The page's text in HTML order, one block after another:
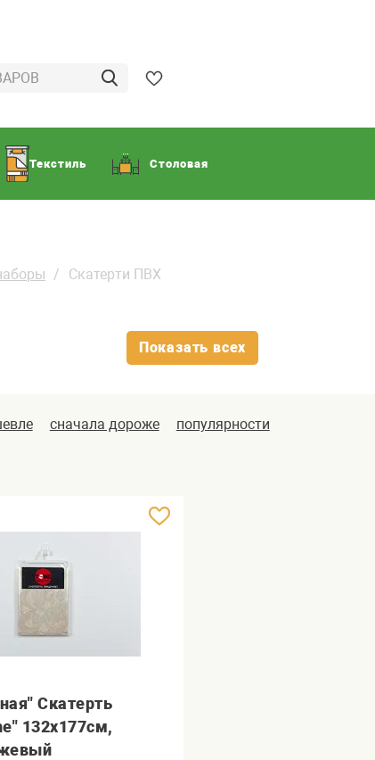
Текстиль Столовая
Скатерти ПВХ
Показать всех
сначала дороже популярности
Скатерть
132х177см,